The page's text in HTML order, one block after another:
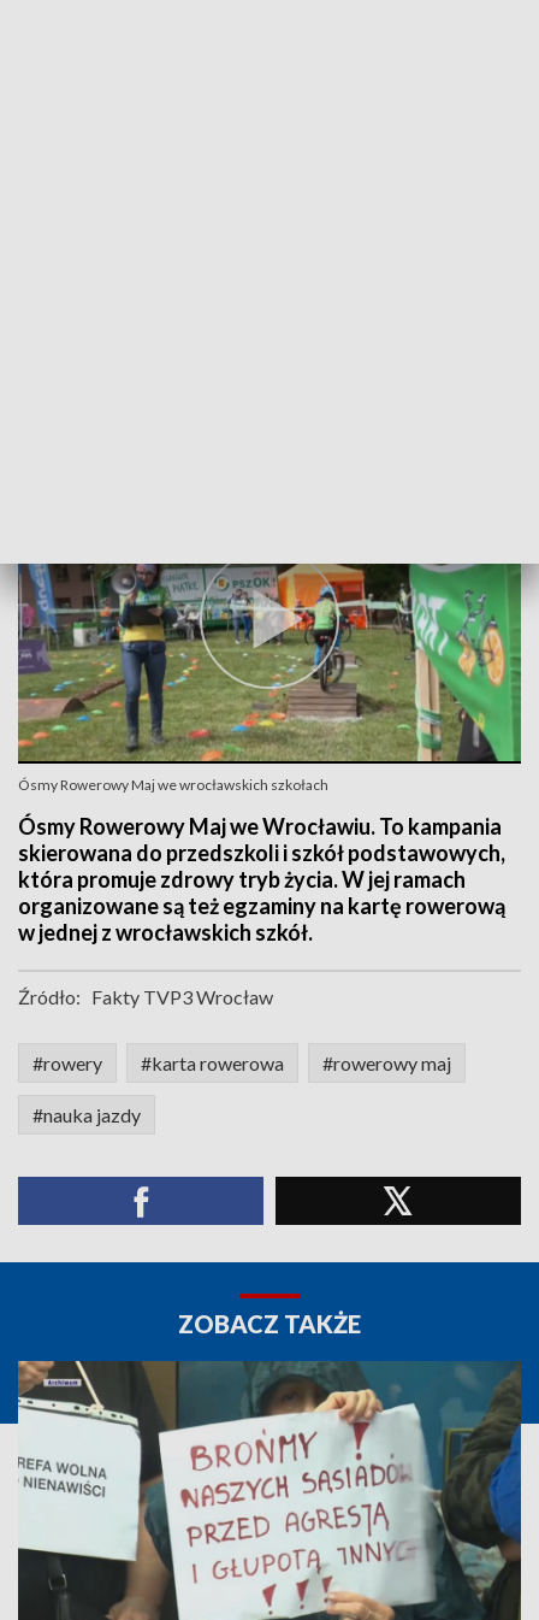
Ósmy Rowerowy Maj we wrocławskich szkołach
Ósmy Rowerowy Maj we Wrocławiu. To kampania
skierowana do przedszkoli i szkół podstawowych,
która promuje zdrowy tryb życia. W jej ramach
organizowane są też egzaminy na kartę rowerową
w jednej z wrocławskich szkół.
Źródło: Fakty TVP3 Wrocław
#rowery #karta rowerowa #rowerowy maj
#nauka jazdy
ZOBACZ TAKŻE